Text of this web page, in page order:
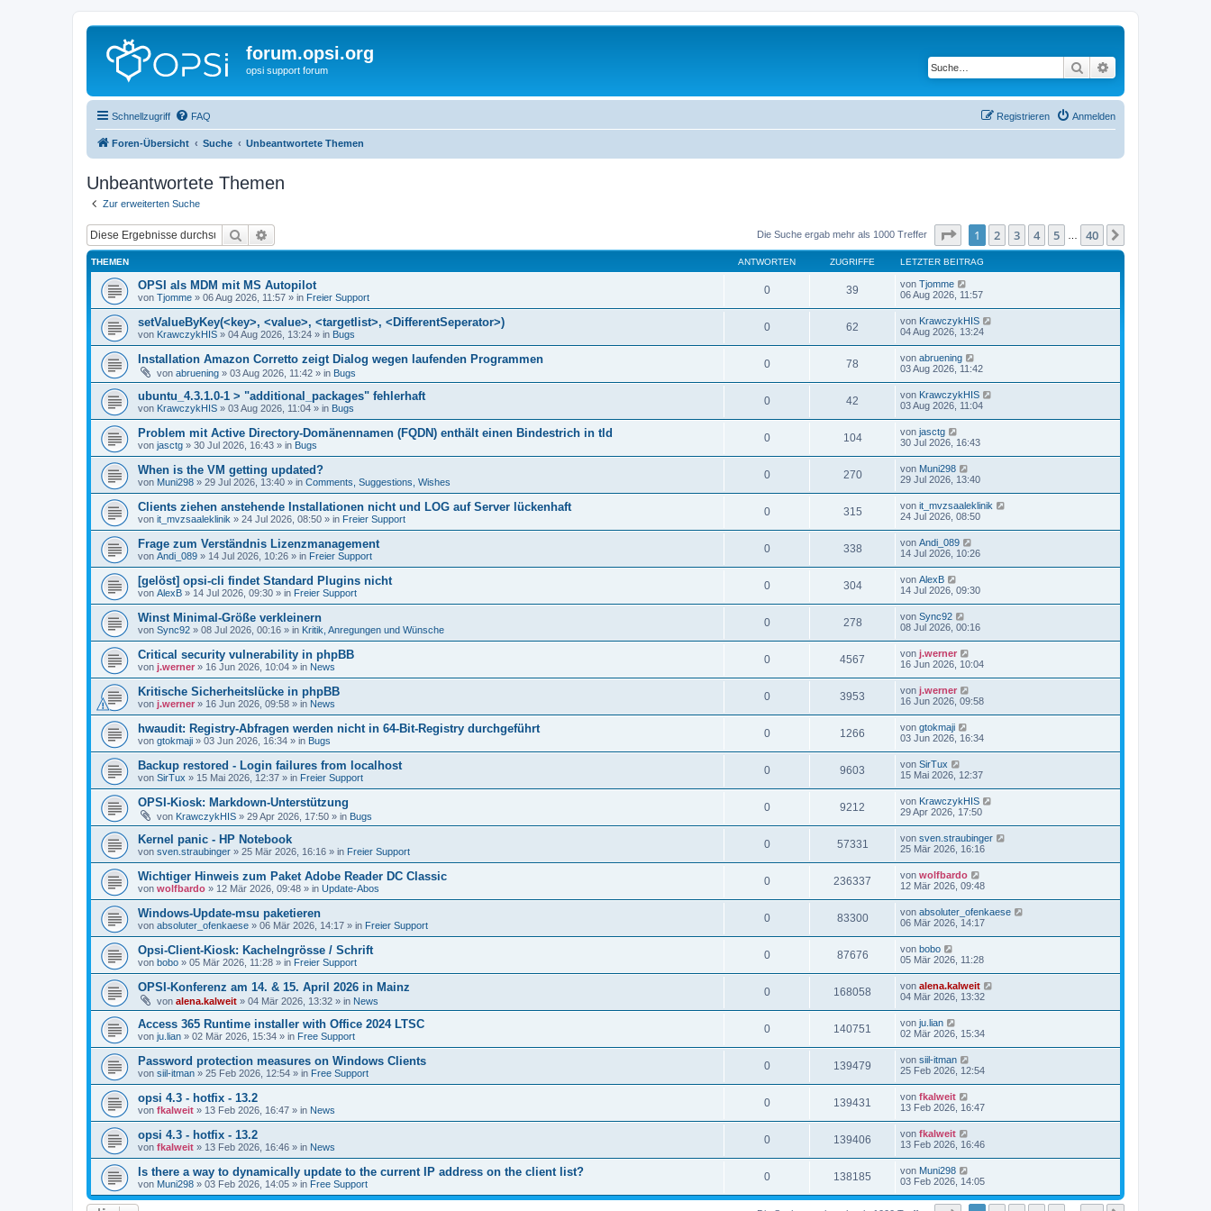
forum.opsi.org
opsi support forum Suche
Schnellzugriff FAQ Anmelden
Registrieren
Foren-Übersicht Suche Unbeantwortete Themen
Unbeantwortete Themen
Zur erweiterten Suche
Suche Die Suche ergab mehr als 1000 Treffer Seite von40
1 2 3 4 5 40
THEMEN ANTWORTEN ZUGRIFFE LETZTER BEITRAG
OPSI als MDM mit MS Autopilot
von Tjomme » 06 Aug 2026, 11:57 » in Freier Support
0 39 von Tjomme
06 Aug 2026, 11:57
setValueByKey(<key>, <value>, <targetlist>, <DifferentSeperator>)
von KrawczykHIS » 04 Aug 2026, 13:24 » in Bugs
0 62 von KrawczykHIS
04 Aug 2026, 13:24
Installation Amazon Corretto zeigt Dialog wegen laufenden Programmen
von abruening » 03 Aug 2026, 11:42 » in Bugs
0 78 von abruening
03 Aug 2026, 11:42
ubuntu_4.3.1.0-1 > "additional_packages" fehlerhaft
von KrawczykHIS » 03 Aug 2026, 11:04 » in Bugs
0 42 von KrawczykHIS
03 Aug 2026, 11:04
Problem mit Active Directory-Domänennamen (FQDN) enthält einen Bindestrich in tld
von jasctg » 30 Jul 2026, 16:43 » in Bugs
0 104 von jasctg
30 Jul 2026, 16:43
When is the VM getting updated?
von Muni298 » 29 Jul 2026, 13:40 » in Comments, Suggestions, Wishes
0 270 von Muni298
29 Jul 2026, 13:40
Clients ziehen anstehende Installationen nicht und LOG auf Server lückenhaft
von it_mvzsaaleklinik » 24 Jul 2026, 08:50 » in Freier Support
0 315 von it_mvzsaaleklinik
24 Jul 2026, 08:50
Frage zum Verständnis Lizenzmanagement
von Andi_089 » 14 Jul 2026, 10:26 » in Freier Support
0 338 von Andi_089
14 Jul 2026, 10:26
[gelöst] opsi-cli findet Standard Plugins nicht
von AlexB » 14 Jul 2026, 09:30 » in Freier Support
0 304 von AlexB
14 Jul 2026, 09:30
Winst Minimal-Größe verkleinern
von Sync92 » 08 Jul 2026, 00:16 » in Kritik, Anregungen und Wünsche
0 278 von Sync92
08 Jul 2026, 00:16
Critical security vulnerability in phpBB
von j.werner » 16 Jun 2026, 10:04 » in News
0 4567 von j.werner
16 Jun 2026, 10:04
Kritische Sicherheitslücke in phpBB
von j.werner » 16 Jun 2026, 09:58 » in News
0 3953 von j.werner
16 Jun 2026, 09:58
hwaudit: Registry-Abfragen werden nicht in 64-Bit-Registry durchgeführt
von gtokmaji » 03 Jun 2026, 16:34 » in Bugs
0 1266 von gtokmaji
03 Jun 2026, 16:34
Backup restored - Login failures from localhost
von SirTux » 15 Mai 2026, 12:37 » in Freier Support
0 9603 von SirTux
15 Mai 2026, 12:37
OPSI-Kiosk: Markdown-Unterstützung
von KrawczykHIS » 29 Apr 2026, 17:50 » in Bugs
0 9212 von KrawczykHIS
29 Apr 2026, 17:50
Kernel panic - HP Notebook
von sven.straubinger » 25 Mär 2026, 16:16 » in Freier Support
0 57331 von sven.straubinger
25 Mär 2026, 16:16
Wichtiger Hinweis zum Paket Adobe Reader DC Classic
von wolfbardo » 12 Mär 2026, 09:48 » in Update-Abos
0 236337 von wolfbardo
12 Mär 2026, 09:48
Windows-Update-msu paketieren
von absoluter_ofenkaese » 06 Mär 2026, 14:17 » in Freier Support
0 83300 von absoluter_ofenkaese
06 Mär 2026, 14:17
Opsi-Client-Kiosk: Kachelngrösse / Schrift
von bobo » 05 Mär 2026, 11:28 » in Freier Support
0 87676 von bobo
05 Mär 2026, 11:28
OPSI-Konferenz am 14. & 15. April 2026 in Mainz
von alena.kalweit » 04 Mär 2026, 13:32 » in News
0 168058 von alena.kalweit
04 Mär 2026, 13:32
Access 365 Runtime installer with Office 2024 LTSC
von ju.lian » 02 Mär 2026, 15:34 » in Free Support
0 140751 von ju.lian
02 Mär 2026, 15:34
Password protection measures on Windows Clients
von siil-itman » 25 Feb 2026, 12:54 » in Free Support
0 139479 von siil-itman
25 Feb 2026, 12:54
opsi 4.3 - hotfix - 13.2
von fkalweit » 13 Feb 2026, 16:47 » in News
0 139431 von fkalweit
13 Feb 2026, 16:47
opsi 4.3 - hotfix - 13.2
von fkalweit » 13 Feb 2026, 16:46 » in News
0 139406 von fkalweit
13 Feb 2026, 16:46
Is there a way to dynamically update to the current IP address on the client list?
von Muni298 » 03 Feb 2026, 14:05 » in Free Support
0 138185 von Muni298
03 Feb 2026, 14:05